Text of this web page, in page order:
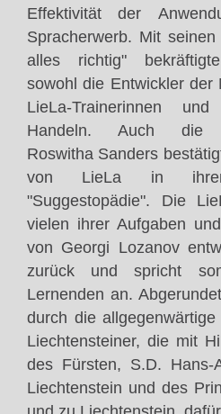
Effektivität der
Spracherwerb. Mit
alles richtig"
sowohl die Entwickler der
LieLa-Trainerinnen
Handeln. Auch die
Roswitha Sanders
von LieLa in
"Suggestopädie". Die
vielen ihrer Aufgaben
von Georgi Lozanov
zurück und spricht
Lernenden an.
durch die
Liechtensteiner, die mit
des Fürsten, S.D.
Liechtenstein und des